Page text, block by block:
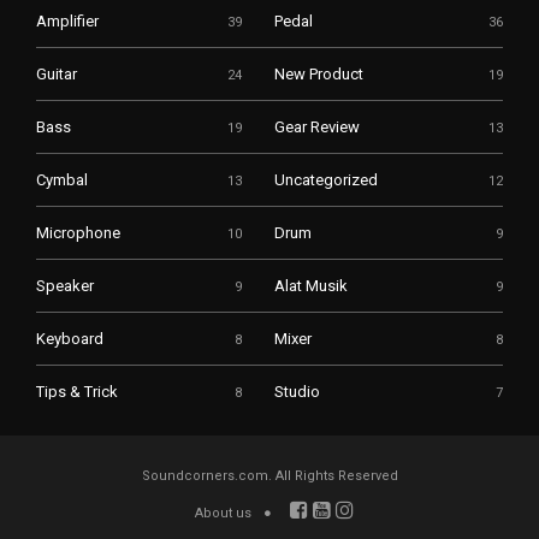
Amplifier 39 Pedal 36
Guitar 24 New Product 19
Bass 19 Gear Review 13
Cymbal 13 Uncategorized 12
Microphone 10 Drum 9
Speaker 9 Alat Musik 9
Keyboard 8 Mixer 8
Tips & Trick 8 Studio 7
Soundcorners.com. All Rights Reserved
About us